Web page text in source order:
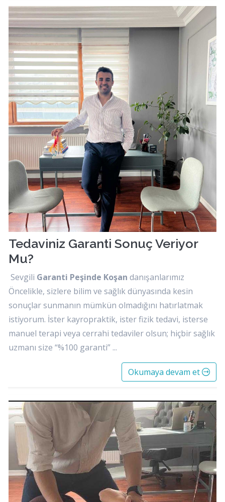
Tedaviniz Garanti Sonuç Veriyor
Mu?
Sevgili Garanti Peşinde Koşan danışanlarımız
Öncelikle, sizlere bilim ve sağlık dünyasında kesin
sonuçlar sunmanın mümkün olmadığını hatırlatmak
istiyorum. İster kayropraktik, ister fizik tedavi, isterse
manuel terapi veya cerrahi tedaviler olsun; hiçbir sağlık
uzmanı size “%100 garanti” ...
Okumaya devam et